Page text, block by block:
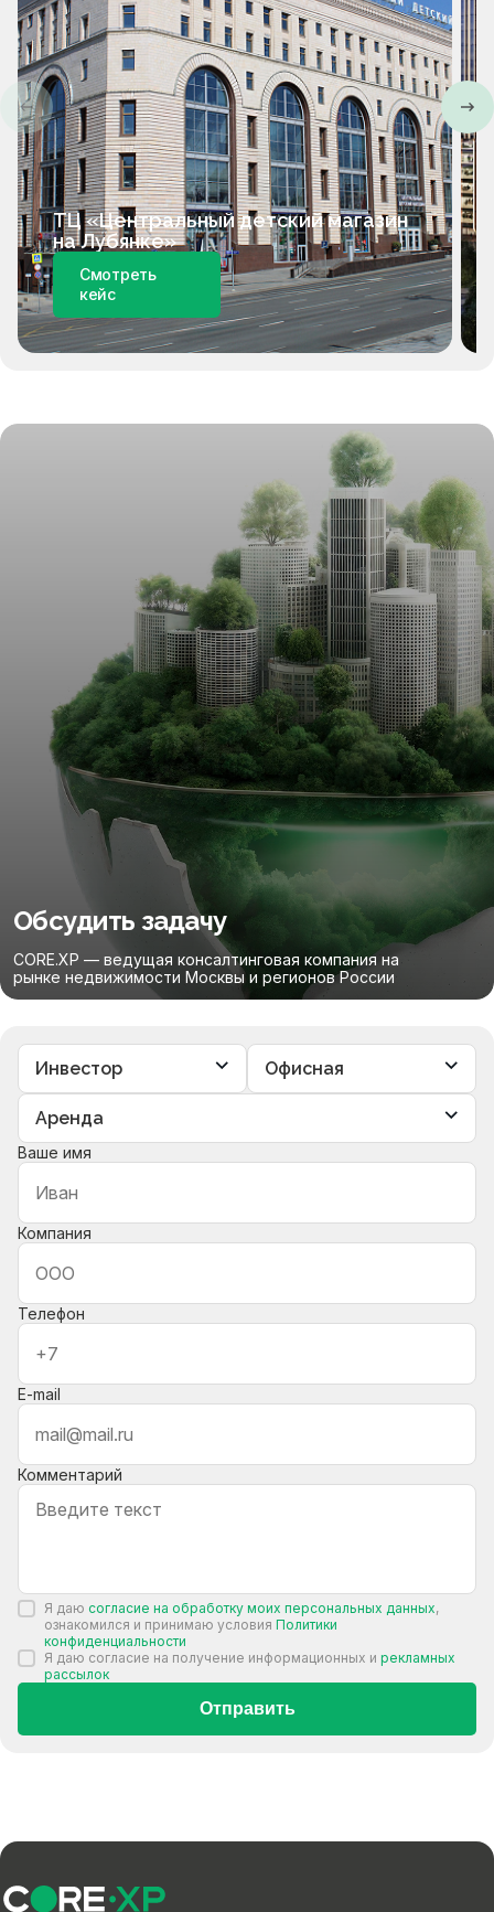
ТЦ «Центральный детский магазин
на Лубянке»
Смотреть
кейс
Обсудить задачу
CORE.XP — ведущая консалтинговая компания на
рынке недвижимости Москвы и регионов России
Ваше имя
Компания
Телефон
E-mail
Комментарий
Я даю согласие на обработку моих персональных данных,
ознакомился и принимаю условия Политики
конфиденциальности
Я даю согласие на получение информационных и рекламных
рассылок
Отправить